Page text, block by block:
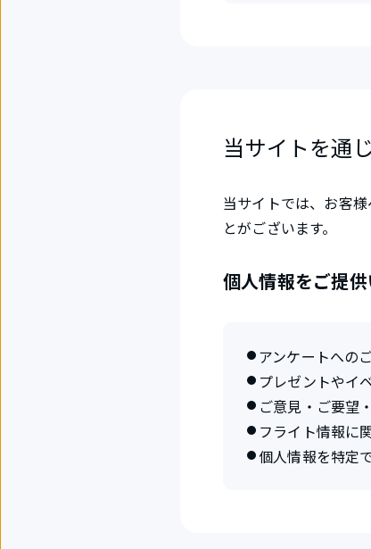
当サイトを通
当サイトでは、お客
とがございます。
個人情報をご提
アンケートへの
プレゼントやイ
ご意見・ご要望
フライト情報に
個人情報を特定